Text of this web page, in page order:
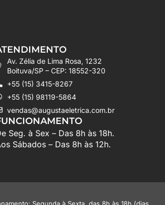
Av. Zélia de Lima Rosa, 1232
Boituva/SP – CEP: 18552-320
+55 (15) 3415-8267
+55 (15) 98119-5864
vendas@augustaeletrica.com.br
Seg. à Sex – Das 8h às 18h.
Sábados – Das 8h às 12h.